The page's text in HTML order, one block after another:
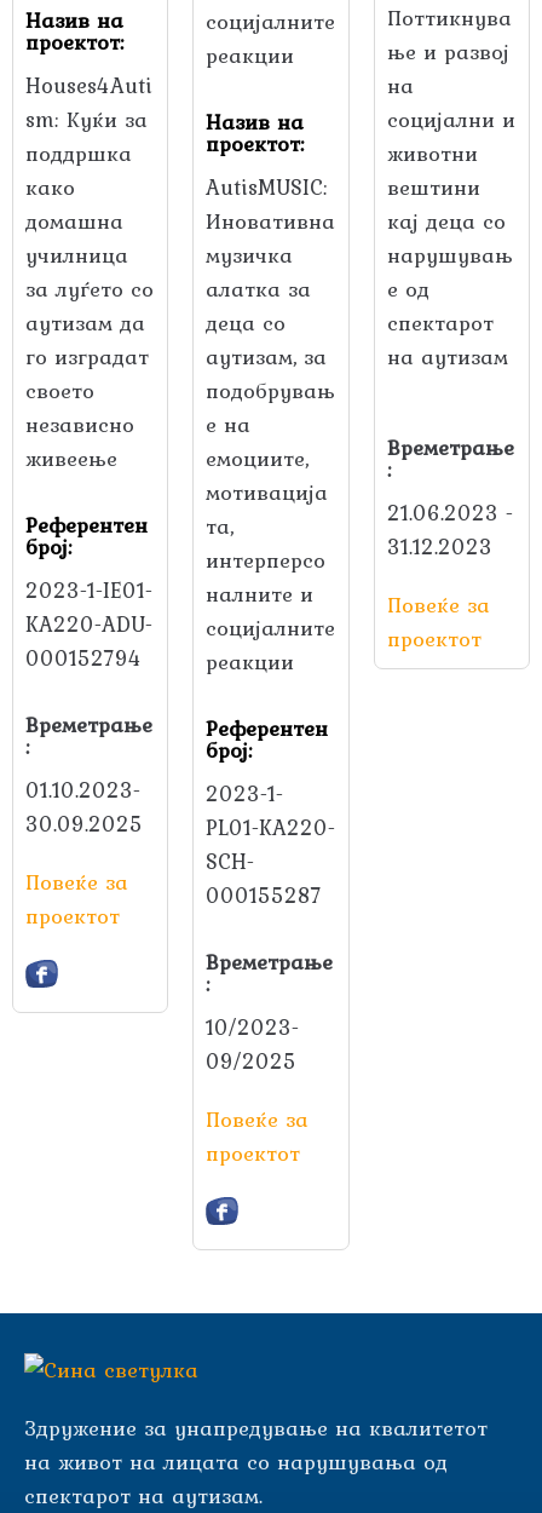
Назив на
проектот:
Houses4Auti
sm: Куќи за
поддршка
како
домашна
училница
за луѓето со
аутизам да
го изградат
своето
независно
живеење
Референтен
број:
2023-1-IE01-
KA220-ADU-
000152794
Времетрање
:
01.10.2023-
30.09.2025
Повеќе за
проектот
Назив на
проектот:
AutisMUSIC:
Иновативна
музичка
алатка за
деца со
аутизам, за
подобрувањ
е на
емоциите,
мотивација
та,
интерперсо
налните и
социјалните
реакции
Референтен
број:
2023-1-
PL01-KA220-
SCH-
000155287
Времетрање
:
10/2023-
09/2025
Повеќе за
проектот
Поттикнува
ње и развој
на
социјални и
животни
вештини
кај деца со
нарушувањ
е од
спектарот
на аутизам
Времетрање
:
21.06.2023 -
31.12.2023
Повеќе за
проектот
Здружение за унапредување на квалитетот
на живот на лицата со нарушувања од
спектарот на аутизам.